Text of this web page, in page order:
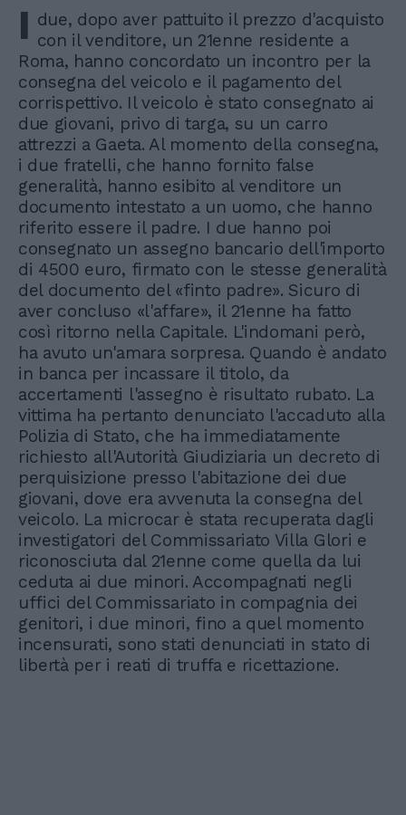
I due, dopo aver pattuito il prezzo d'acquisto
con il venditore, un 21enne residente a
Roma, hanno concordato un incontro per la
consegna del veicolo e il pagamento del
corrispettivo. Il veicolo è stato consegnato ai
due giovani, privo di targa, su un carro
attrezzi a Gaeta. Al momento della consegna,
i due fratelli, che hanno fornito false
generalità, hanno esibito al venditore un
documento intestato a un uomo, che hanno
riferito essere il padre. I due hanno poi
consegnato un assegno bancario dell'importo
di 4500 euro, firmato con le stesse generalità
del documento del «finto padre». Sicuro di
aver concluso «l'affare», il 21enne ha fatto
così ritorno nella Capitale. L'indomani però,
ha avuto un'amara sorpresa. Quando è andato
in banca per incassare il titolo, da
accertamenti l'assegno è risultato rubato. La
vittima ha pertanto denunciato l'accaduto alla
Polizia di Stato, che ha immediatamente
richiesto all'Autorità Giudiziaria un decreto di
perquisizione presso l'abitazione dei due
giovani, dove era avvenuta la consegna del
veicolo. La microcar è stata recuperata dagli
investigatori del Commissariato Villa Glori e
riconosciuta dal 21enne come quella da lui
ceduta ai due minori. Accompagnati negli
uffici del Commissariato in compagnia dei
genitori, i due minori, fino a quel momento
incensurati, sono stati denunciati in stato di
libertà per i reati di truffa e ricettazione.